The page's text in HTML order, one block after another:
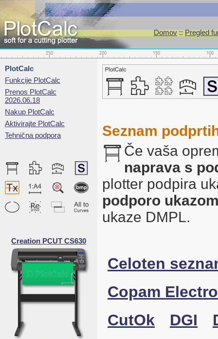
Domov::Pregled
PlotCalc
Funkcije PlotCalc
Prenos PlotCalc
2026.06.18
Nakup PlotCalc
Aktivirajte PlotCalc
Tehnična podpora
Creation PCUT CS630
Seznam
Če vaša
naprava s
plotter podpira
podporo
ukaze DMPL.
Celoten
Copam
CutOk
DGI